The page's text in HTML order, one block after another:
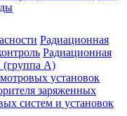
Радиационная
Радиационная
(группа А)
установок
заряженных
систем и установок